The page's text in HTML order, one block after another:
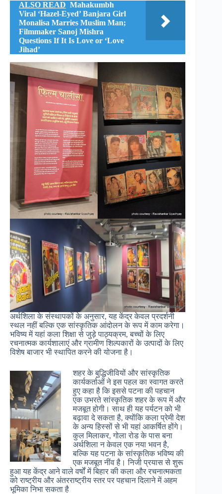
ALSO READ Mahakumbh
Viral ‘Hazel-Eyed’ Banjara Girl
Monalisa Marries Muslim Man;
Filmmaker Sanoj Mishra
Questions If It Is Love or ‘Love
Jihad’
अर्थशिला के संस्थापकों के अनुसार, यह केंद्र केवल प्रदर्शनी
स्थल नहीं बल्कि एक सांस्कृतिक आंदोलन के रूप में काम करेगा।
भविष्य में यहां कला शिक्षा से जुड़े पाठ्यक्रम, बच्चों के लिए
रचनात्मक कार्यशालाएं और ग्रामीण शिल्पकारों के उत्पादों के लिए
विशेष बाजार भी स्थापित करने की योजना है।
शहर के बुद्धिजीवियों और सांस्कृतिक
कार्यकर्ताओं ने इस पहल का स्वागत करते
हुए कहा है कि इससे पटना की पहचान
एक उभरते सांस्कृतिक शहर के रूप में और
मजबूत होगी। साथ ही यह पर्यटन को भी
बढ़ावा दे सकता है, क्योंकि कला प्रेमी देश
के अन्य हिस्सों से भी यहां आकर्षित होंगे।
कुल मिलाकर, गोला रोड के पास बना
अर्थशिला न केवल एक नया भवन है,
बल्कि यह पटना के सांस्कृतिक भविष्य की
एक मजबूत नींव है। निजी प्रयास से शुरू
हुआ यह केंद्र आने वाले वर्षों में बिहार की कला और रचनात्मकता
को राष्ट्रीय और अंतरराष्ट्रीय स्तर पर पहचान दिलाने में अहम
भूमिका निभा सकता है